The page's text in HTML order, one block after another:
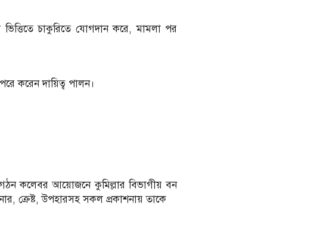
ভিত্তিতে চাকুরিতে যোগদান করে, মামলা পর
করেন দায়িত্ব পালন।
কলেবর আয়োজনে কুমিল্লার বিভাগীয় বন
ক্রেষ্ট, উপহারসহ সকল প্রকাশনায় তাকে